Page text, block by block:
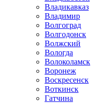
Владикавказ
Владимир
Волгоград
Волгодонск
Волжский
Вологда
Волоколамск
Воронеж
Воскресенск
Воткинск
Гатчина